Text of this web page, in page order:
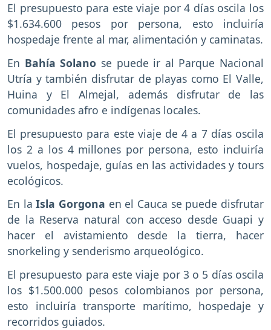
El presupuesto para este viaje por 4 días oscila los
$1.634.600 pesos por persona, esto incluiría
hospedaje frente al mar, alimentación y caminatas.
En Bahía Solano se puede ir al Parque Nacional
Utría y también disfrutar de playas como El Valle,
Huina y El Almejal, además disfrutar de las
comunidades afro e indígenas locales.
El presupuesto para este viaje de 4 a 7 días oscila
los 2 a los 4 millones por persona, esto incluiría
vuelos, hospedaje, guías en las actividades y tours
ecológicos.
En laIsla Gorgona en el Cauca se puede disfrutar
de la Reserva natural con acceso desde Guapi y
hacer el avistamiento desde la tierra, hacer
snorkeling y senderismo arqueológico.
El presupuesto para este viaje por 3 o 5 días oscila
los $1.500.000 pesos colombianos por persona,
esto incluiría transporte marítimo, hospedaje y
recorridos guiados.